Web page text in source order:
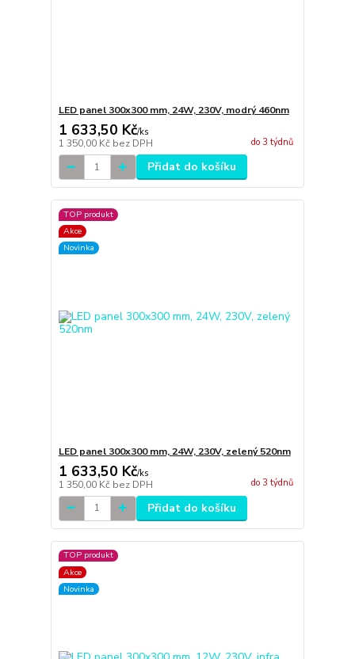
LED panel 300x300 mm, 24W, 230V, modrý 460nm
1 633,50 Kč/ks
1 350,00 Kč bez DPH do 3 týdnů
Přidat do košíku
TOP produkt
Akce
Novinka
LED panel 300x300 mm, 24W, 230V, zelený 520nm
1 633,50 Kč/ks
1 350,00 Kč bez DPH do 3 týdnů
Přidat do košíku
TOP produkt
Akce
Novinka